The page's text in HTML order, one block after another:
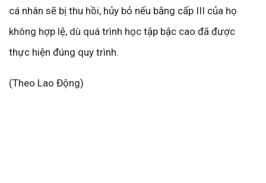
cá nhân sẽ bị thu hồi, hủy bỏ nếu bằng cấp III của họ
không hợp lệ, dù quá trình học tập bậc cao đã được
thực hiện đúng quy trình.
(Theo Lao Động)